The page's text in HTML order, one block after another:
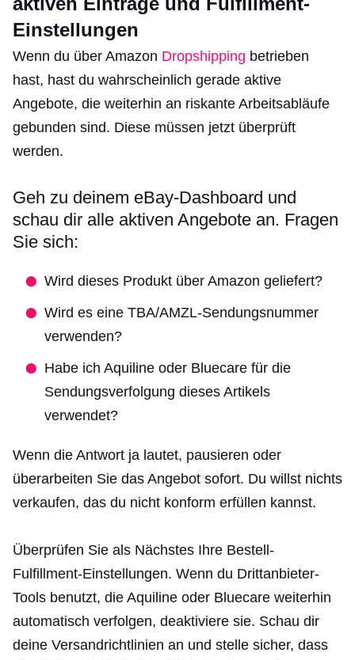
Einstellungen
Wenn du über Amazon Dropshipping betrieben
hast, hast du wahrscheinlich gerade aktive
Angebote, die weiterhin an riskante Arbeitsabläufe
gebunden sind. Diese müssen jetzt überprüft
werden.
Geh zu deinem eBay-Dashboard und
schau dir alle aktiven Angebote an. Fragen
Sie sich:
Wird dieses Produkt über Amazon geliefert?
Wird es eine TBA/AMZL-Sendungsnummer
verwenden?
Habe ich Aquiline oder Bluecare für die
Sendungsverfolgung dieses Artikels
verwendet?
Wenn die Antwort ja lautet, pausieren oder
überarbeiten Sie das Angebot sofort. Du willst nichts
verkaufen, das du nicht konform erfüllen kannst.
Überprüfen Sie als Nächstes Ihre Bestell-
Fulfillment-Einstellungen. Wenn du Drittanbieter-
Tools benutzt, die Aquiline oder Bluecare weiterhin
automatisch verfolgen, deaktiviere sie. Schau dir
deine Versandrichtlinien an und stelle sicher, dass